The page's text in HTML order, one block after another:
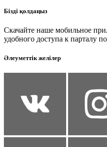
Бізді қолдаңыз
Скачайте наше мобильное
удобного доступа к парталу
Әлеуметтік желілер